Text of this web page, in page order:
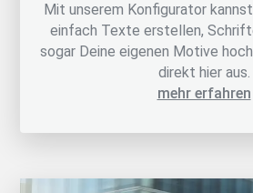
Mit unserem Konfigurator
einfach Texte erstellen,
sogar Deine eigenen Motive
direkt hier aus.
mehr erfahren